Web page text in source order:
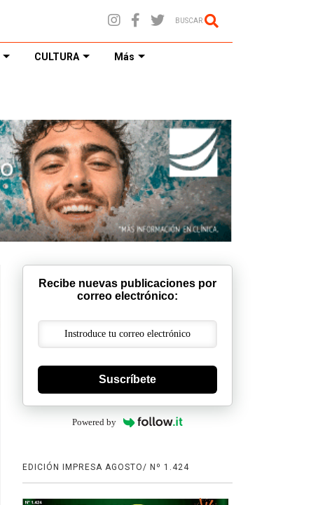
BUSCAR
CULTURA Más
Recibe nuevas publicaciones por
correo electrónico:
Suscríbete
Powered by
EDICIÓN IMPRESA AGOSTO/ Nº 1.424